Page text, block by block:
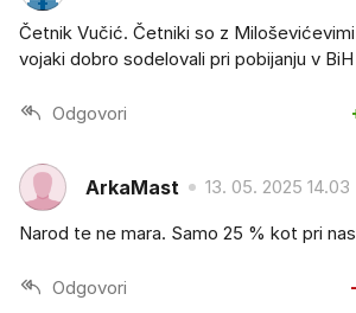
Četnik Vučić. Četniki so z
vojaki dobro sodelovali pri pobijanju v
Odgovori
ArkaMast 13. 05. 2025 14.03
Narod te ne mara. Samo 25 % kot pri
Odgovori